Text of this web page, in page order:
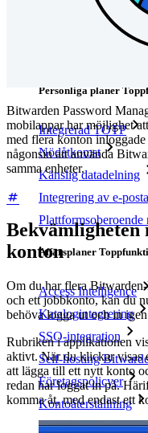
Bitwarden
Personliga planer
Integrerad TOTP
Nödåtkomst
Känslig datadelning
Integrering av e-
Plattformsoberoende
Affärsplaner
Access Intelligence
Katalogintegrering
SSO-integration
Self-hosting
Företagspolicyer
Kontoåterställning
Bitwarden Password
mobilappar har möjlighet
med flera konton
någonsin att använda
samma enheter.
konton
Om du har flera
och ett jobbkonto, kan du
behöva logga ut och in
Rubriken i applikationen
aktivt. När du klickar visas
att lägga till ett nytt konto
redan har loggat in på.
komma åt, med endast ett